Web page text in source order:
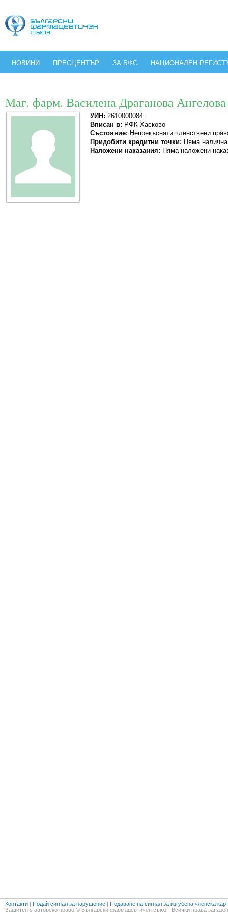
НОВИНИ ПРЕСЦЕНТЪР ЗА БФС НАЦИОНАЛЕН
Маг. фарм. Василена Драганова Ангелова
УИН: 2610000084
Вписан в: РФК Хасково
Състояние: Непрекъснати членствени
Придобити кредитни точки: Няма
Наложени наказания: Няма наложени
Контакти | Подай сигнал за нарушение | Подаване на сигнал за изгубена членска
Защитен с авторско право © Български фармацевтичен съюз - Всички права